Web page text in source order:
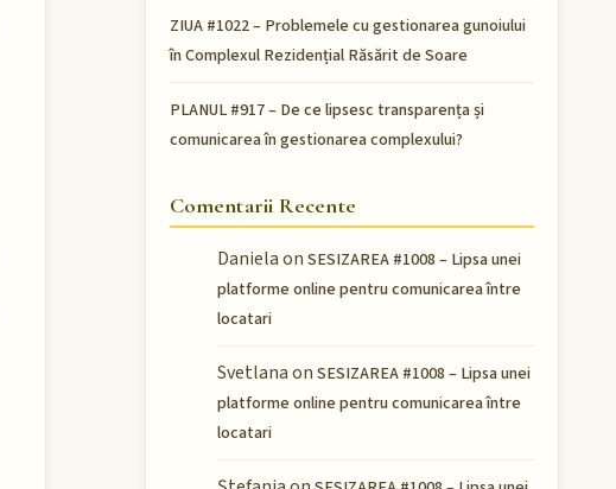
ZIUA #1022 – Problemele cu gestionarea gunoiului
în Complexul Rezidențial Răsărit de Soare
PLANUL #917 – De ce lipsesc transparența și
comunicarea în gestionarea complexului?
Comentarii Recente
Danielaon SESIZAREA #1008 – Lipsa unei
platforme online pentru comunicarea între
locatari
Svetlanaon SESIZAREA #1008 – Lipsa unei
platforme online pentru comunicarea între
locatari